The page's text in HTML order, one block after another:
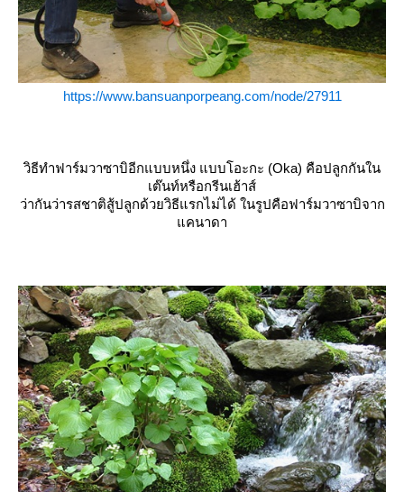
https://www.bansuanporpeang.com/node/27911
วิธีทำฟาร์มวาซาบิอีกแบบหนึ่ง แบบโอะกะ (Oka) คือปลูกกันใน
เต๊นท์หรือกรีนเฮ้าส์
ว่ากันว่ารสชาติสู้ปลูกด้วยวิธีแรกไม่ได้ ในรูปคือฟาร์มวาซาบิจาก
คนาดา